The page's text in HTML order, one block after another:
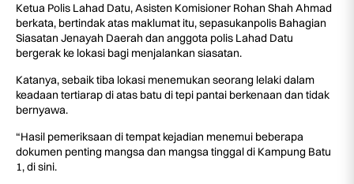
Ketua Polis Lahad Datu, Asisten Komisioner Rohan Shah Ahmad
berkata, bertindak atas maklumat itu, sepasukanpolis Bahagian
Siasatan Jenayah Daerah dan anggota polis Lahad Datu
bergerak ke lokasi bagi menjalankan siasatan.
Katanya, sebaik tiba lokasi menemukan seorang lelaki dalam
keadaan tertiarap di atas batu di tepi pantai berkenaan dan tidak
bernyawa.
“Hasil pemeriksaan di tempat kejadian menemui beberapa
dokumen penting mangsa dan mangsa tinggal di Kampung Batu
1, di sini.